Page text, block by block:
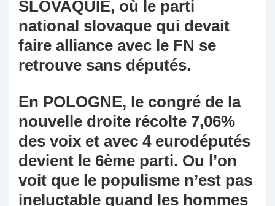
SLOVAQUIE, où le parti
national slovaque qui devait
faire alliance avec le FN se
retrouve sans députés.
En POLOGNE, le congré de la
nouvelle droite récolte 7,06%
des voix et avec 4 eurodéputés
devient le 6ème parti. Ou l’on
voit que le populisme n’est pas
ineluctable quand les hommes